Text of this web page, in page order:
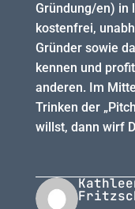
Gründung/en) in
kostenfrei,
Gründer sowie
kennen und
anderen. Im
Trinken der
willst, dann wirf